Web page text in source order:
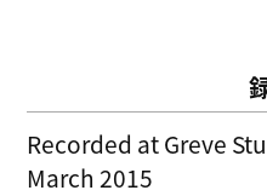
Recorded at Greve
March 2015